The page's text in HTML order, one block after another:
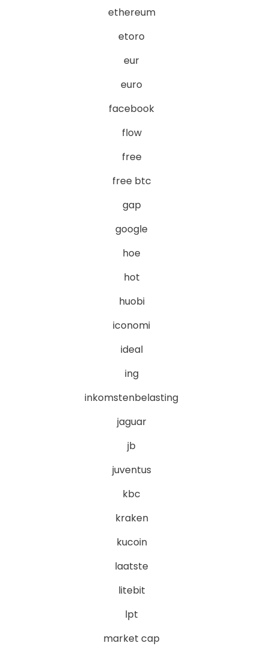
ethereum
etoro
eur
euro
facebook
flow
free
free btc
gap
google
hoe
hot
huobi
iconomi
ideal
ing
inkomstenbelasting
jaguar
jb
juventus
kbc
kraken
kucoin
laatste
litebit
lpt
market cap